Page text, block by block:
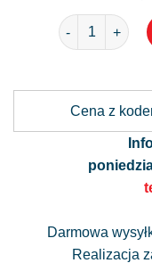
ilość Kolorowy
Cena z
Darmowa
Realizacja